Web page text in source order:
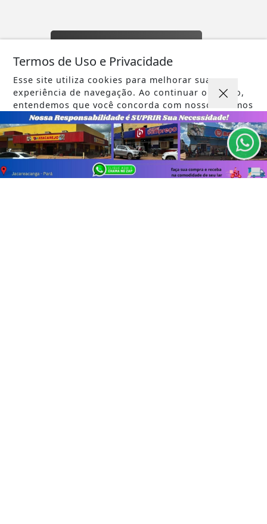
Não possui uma conta?
Você pode ler matérias exclusivas, anunciar
Termos de Uso e Privacidade
Esse site utiliza cookies para melhorar sua
experiência de navegação. Ao continuar o acesso,
entendemos que você concorda com nossos Termos
de Uso e Privacidade.
PARA MAIS INFORMAÇÕES,ACESSE NOSSOS TERMOS
CLICANDO AQUI
PROSSEGUIR